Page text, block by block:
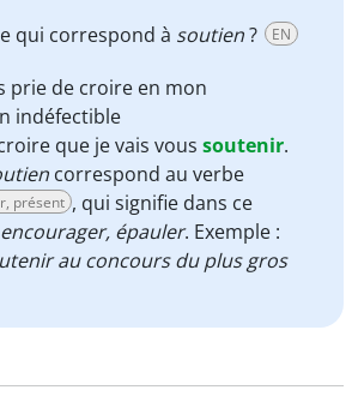
qui correspond à soutien? EN
prie de croire en mon
indéfectible
que je vais vous soutenir.
correspond au verbe
présent , qui signifie dans ce
épauler. Exemple :
au concours du plus gros